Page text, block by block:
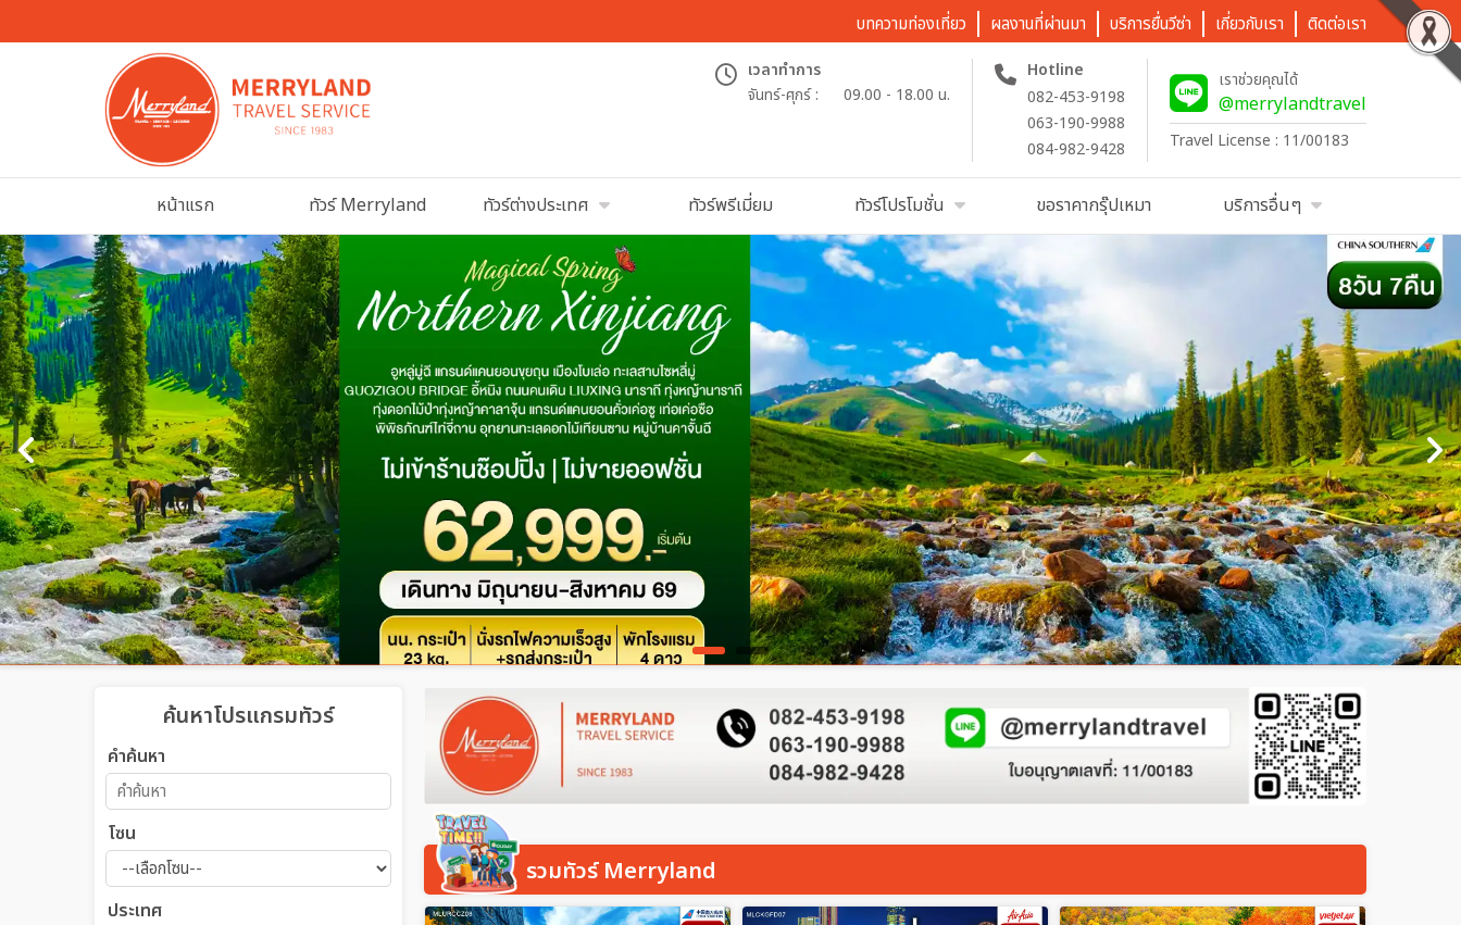
บทความท่องเที่ยว ผลงานที่ผ่านมา บริการยื่นวีซ่า เกี่ยวกับเรา ติดต่อเรา
เวลาทำการ
จันทร์-ศุกร์ :
09.00 - 18.00 น.
Hotline
082-453-9198
063-190-9988
084-982-9428
เราช่วยคุณได้
@merrylandtravel
Travel License : 11/00183
หน้าแรก ทัวร์ Merryland ทัวร์ต่างประเทศ ทัวร์พรีเมี่ยม ทัวร์โปรโมชั่น ขอราคากรุ๊ปเหมา บริการอื่นๆ
ค้นหาโปรแกรมทัวร์
คำค้นหา
โซน
ประเทศ
รวมทัวร์ Merryland